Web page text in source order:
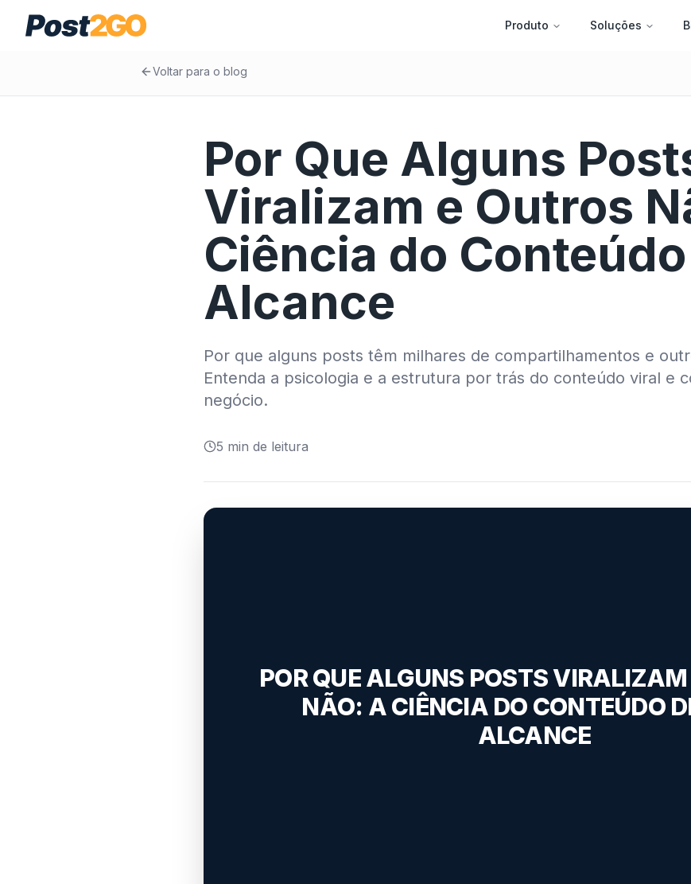
Produto Soluções
Voltar para o blog
Por Que Alguns
Viralizam e Outros
Ciência do
Alcance
Por que alguns posts têm milhares de compartilhamentos e
Entenda a psicologia e a estrutura por trás do conteúdo viral e
negócio.
5 min de leitura
POR QUE ALGUNS POSTS VIRALIZAM
NÃO: A CIÊNCIA DO CONTEÚDO
ALCANCE